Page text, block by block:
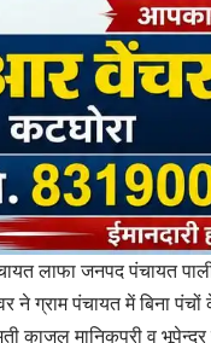
लाफा जनपद पंचायत
ने ग्राम पंचायत में बिना
काजल मानिकपुरी व